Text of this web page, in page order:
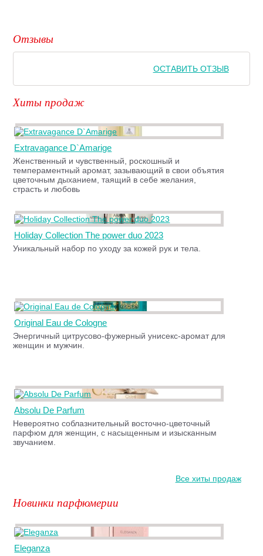
Отзывы
ОСТАВИТЬ ОТЗЫВ
Хиты продаж
Extravagance D`Amarige
Женственный и чувственный, роскошный и
темпераментный аромат, зазывающий в свои объятия
цветочным дыханием, таящий в себе желания,
страсть и любовь
Holiday Collection The power duo 2023
Уникальный набор по уходу за кожей рук и тела.
Original Eau de Cologne
Энергичный цитрусово-фужерный унисекс-аромат для
женщин и мужчин.
Absolu De Parfum
Невероятно соблазнительный восточно-цветочный
парфюм для женщин, с насыщенным и изысканным
звучанием.
Все хиты продаж
Новинки парфюмерии
Eleganza